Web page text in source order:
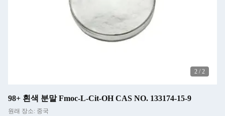
2 / 2
98+ 흰색 분말 Fmoc-L-Cit-OH CAS NO. 133174-15-9
원래 장소: 중국